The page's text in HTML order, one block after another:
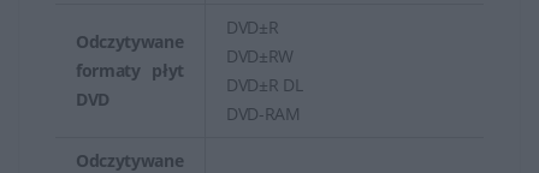
Odczytywane
formaty płyt
DVD
DVD±R
DVD±RW
DVD±R DL
DVD-RAM
Odczytywane